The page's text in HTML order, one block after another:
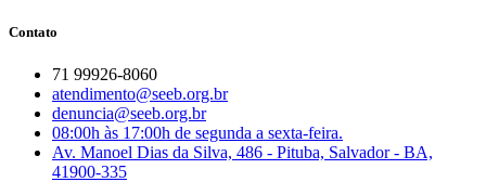
Contato
71 99926-8060
atendimento@seeb.org.br
denuncia@seeb.org.br
08:00h às 17:00h de segunda a sexta-feira.
Av. Manoel Dias da Silva, 486 - Pituba, Salvador - BA,
41900-335